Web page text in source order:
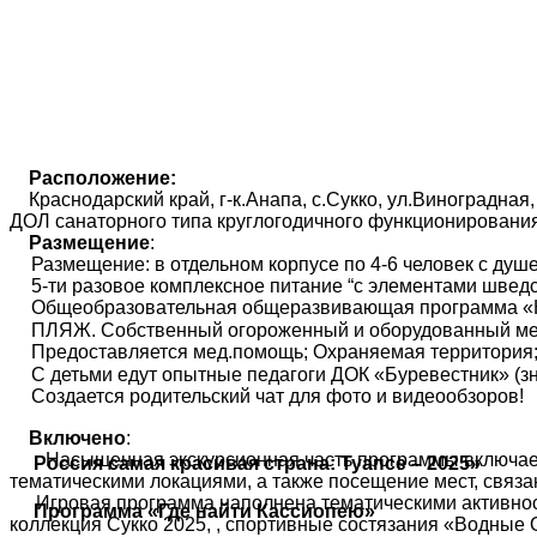
Расположение:
Краснодарский край, г-к.Анапа, с.Сукко,
ДОЛ санаторного типа круглогодичного
Размещение:
Размещение: в отдельном корпусе по 4-6 человек с
5-ти разовое комплексное питание “с элементами
Общеобразовательная общеразвивающая программа
ПЛЯЖ. Собственный огороженный и оборудованный
Предоставляется мед.помощь; Охраняемая
С детьми едут опытные педагоги ДОК «Буревестник»
Создается родительский чат для фото и видеообзоров!
Включено:
Насыщенная экскурсионная часть программы
тематическими локациями, а также посещение мест,
Игровая программа наполнена тематическими
коллекция Сукко 2025, , спортивные состязания
Россия самая красивая страна: Туапсе – 2025»
Программа «Где найти Кассиопею»